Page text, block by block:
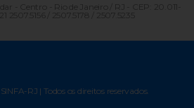
- Centro - Rio de Janeiro / RJ - CEP: 20.011-
2507.5156 / 2507.5178 / 2507.5235
RJ | Todos os direitos reservados.